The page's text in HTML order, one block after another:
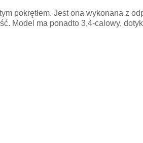
pokrętłem. Jest ona wykonana z
Model ma ponadto 3,4-calowy,